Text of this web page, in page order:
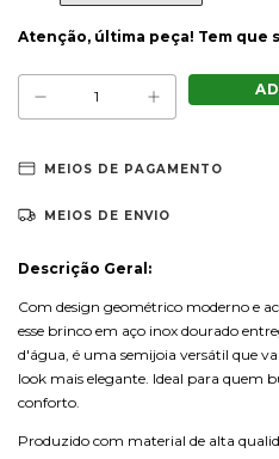
Atenção, última peça! Tem que
MEIOS DE PAGAMENTO
MEIOS DE ENVIO
Descrição Geral:
Com design geométrico moderno e
esse brinco em aço inox dourado
d'água, é uma semijoia versátil que
look mais elegante. Ideal para quem
conforto.
Produzido com material de alta